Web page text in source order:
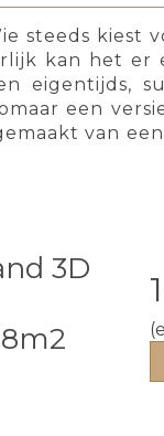
steeds kiest
kan het er
eigentijds,
een
van
3D